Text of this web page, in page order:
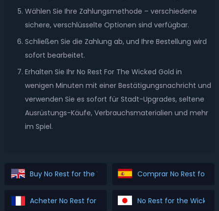
Wählen Sie Ihre Zahlungsmethode – verschiedene
sichere, verschlüsselte Optionen sind verfügbar.
Schließen Sie die Zahlung ab, und Ihre Bestellung wird
sofort bearbeitet.
Erhalten Sie Ihr No Rest For The Wicked Gold in
wenigen Minuten mit einer Bestätigungsnachricht und
verwenden Sie es sofort für Stadt-Upgrades, seltene
Ausrüstungs-Käufe, Verbrauchsmaterialien und mehr
im Spiel.
Buy No Rest for the Wicked GoldComprar No Rest for
Acheter No Rest for the Wicked GoldNo Rest for the Wicked